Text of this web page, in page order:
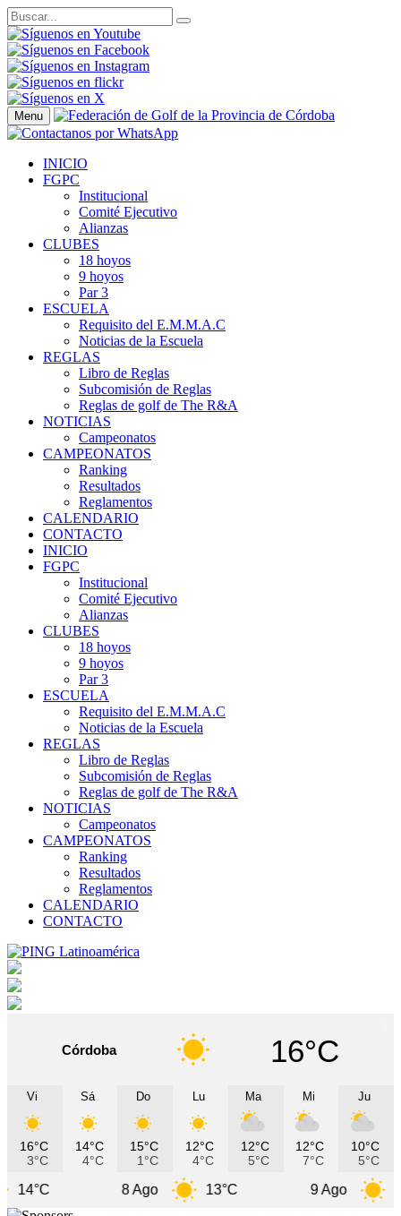
Menu
INICIO
FGPC
Institucional
Comité Ejecutivo
Alianzas
CLUBES
18 hoyos
9 hoyos
Par 3
ESCUELA
Requisito del E.M.M.A.C
Noticias de la Escuela
REGLAS
Libro de Reglas
Subcomisión de Reglas
Reglas de golf de The R&A
NOTICIAS
Campeonatos
CAMPEONATOS
Ranking
Resultados
Reglamentos
CALENDARIO
CONTACTO
INICIO
FGPC
Institucional
Comité Ejecutivo
Alianzas
CLUBES
18 hoyos
9 hoyos
Par 3
ESCUELA
Requisito del E.M.M.A.C
Noticias de la Escuela
REGLAS
Libro de Reglas
Subcomisión de Reglas
Reglas de golf de The R&A
NOTICIAS
Campeonatos
CAMPEONATOS
Ranking
Resultados
Reglamentos
CALENDARIO
CONTACTO
Córdoba 16°C
Vi
16°C
3°C
Sá
14°C
4°C
Do
15°C
1°C
Lu
12°C
4°C
Ma
12°C
5°C
Mi
12°C
7°C
Ju
10°C
5°C
13°C 11°C